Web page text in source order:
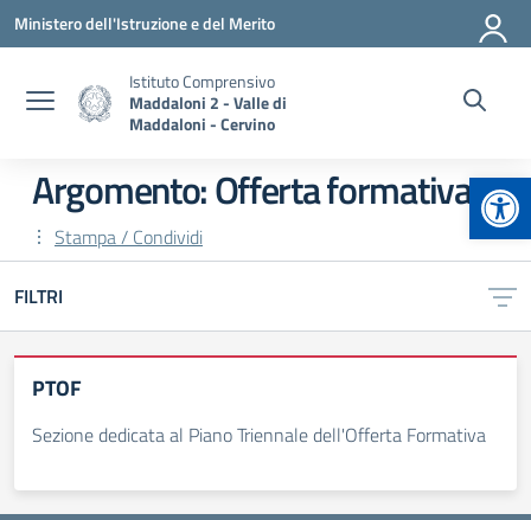
Vai ai contenuti
Vai al menu di navigazione
Vai al footer
Ministero dell'Istruzione e del Merito
Istituto Comprensivo
Maddaloni 2 - Valle di
Maddaloni - Cervino
Argomento: Offerta formativa
Stampa / Condividi
FILTRI
PTOF
Sezione dedicata al Piano Triennale dell'Offerta Formativa